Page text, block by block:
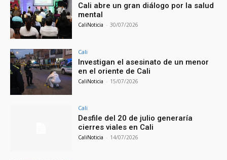
Cali abre un gran diálogo por la salud
mental
CaliNoticia - 30/07/2026
Cali
Investigan el asesinato de un menor
en el oriente de Cali
CaliNoticia - 15/07/2026
Cali
Desfile del 20 de julio generaría
cierres viales en Cali
CaliNoticia - 14/07/2026